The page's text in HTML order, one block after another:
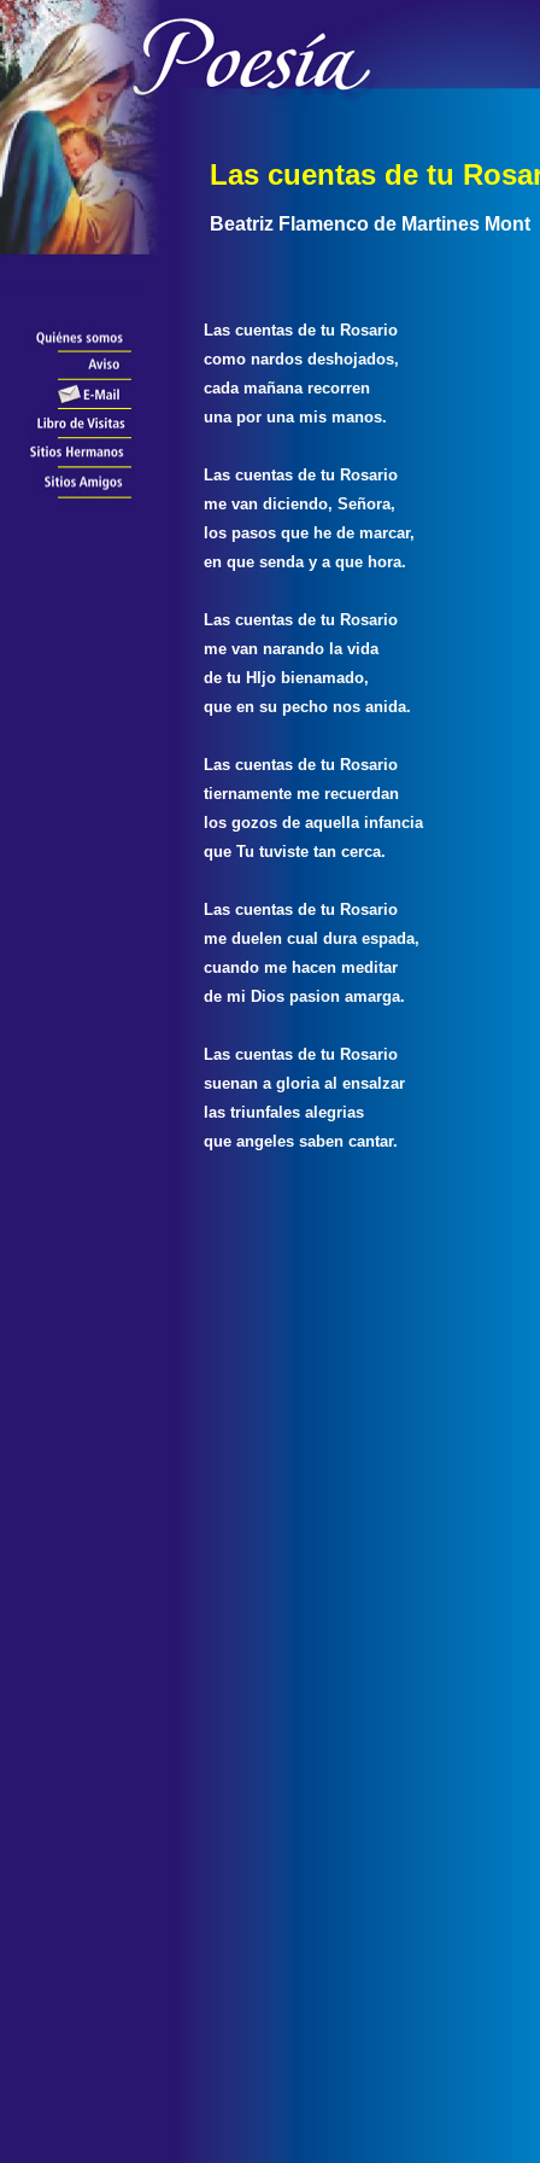
Las cuentas de tu
Beatriz Flamenco de Martines Mont
Las cuentas de tu Rosario
como nardos deshojados,
cada mañana recorren
una por una mis manos.
Las cuentas de tu Rosario
me van diciendo, Señora,
los pasos que he de marcar,
en que senda y a que hora.
Las cuentas de tu Rosario
me van narando la vida
de tu HIjo bienamado,
que en su pecho nos anida.
Las cuentas de tu Rosario
tiernamente me recuerdan
los gozos de aquella infancia
que Tu tuviste tan cerca.
Las cuentas de tu Rosario
me duelen cual dura espada,
cuando me hacen meditar
de mi Dios pasion amarga.
Las cuentas de tu Rosario
suenan a gloria al ensalzar
las triunfales alegrias
que angeles saben cantar.